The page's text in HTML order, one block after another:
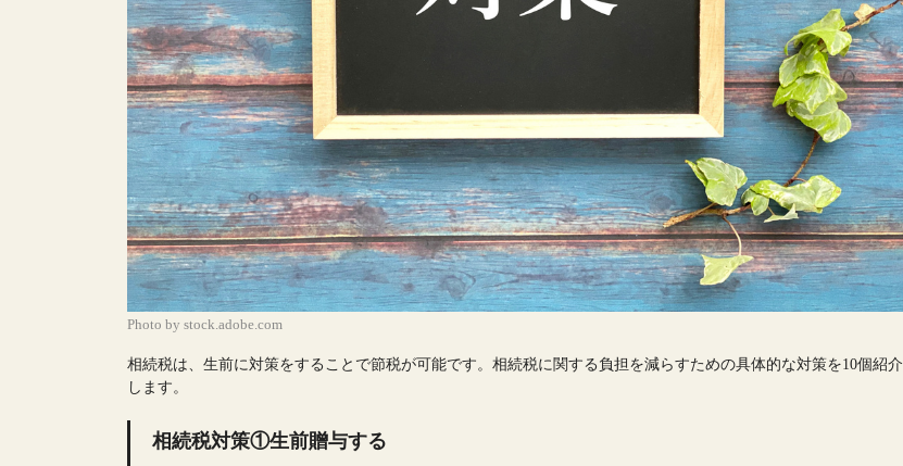
Photo by stock.adobe.com
相続税は、生前に対策をすることで節税が可能です。相続税に関する負担を減らすための具体的な対策を10個紹介
します。
相続税対策①生前贈与する